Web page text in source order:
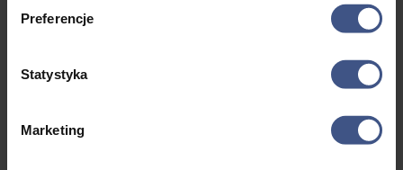
Preferencje
Statystyka
Marketing
SPRAWDŹ NASZĄ